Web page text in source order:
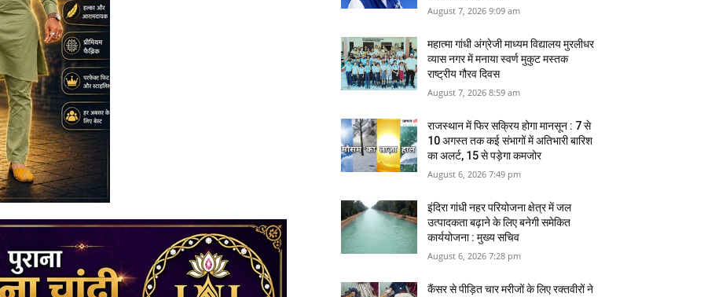
August 7, 2026 9:09 am
महात्मा गांधी अंग्रेजी माध्यम विद्यालय मुरलीधर
व्‍यास नगर में मनाया स्वर्ण मुकुट मस्तक
राष्ट्रीय गौरव दिवस
August 7, 2026 8:59 am
राजस्थान में फिर सक्रिय होगा मानसून : 7 से
10 अगस्त तक कई संभागों में अतिभारी बारिश
का अलर्ट, 15 से पड़ेगा कमजोर
August 6, 2026 7:49 pm
इंदिरा गांधी नहर परियोजना क्षेत्र में जल
उत्पादकता बढ़ाने के लिए बनेगी समेकित
कार्ययोजना : मुख्य सचिव
August 6, 2026 7:28 pm
कैंसर से पीड़ित चार मरीजों के लिए रक्तवीरों ने